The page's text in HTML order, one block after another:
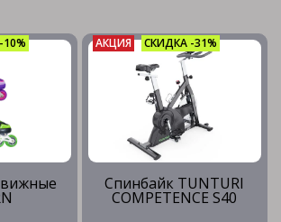
АКЦИЯ СКИДКА -31%
Спинбайк TUNTURI
COMPETENCE S40